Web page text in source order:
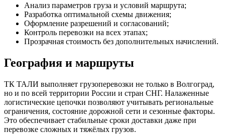
Анализ параметров груза и условий маршрута;
Разработка оптимальной схемы движения;
Оформление разрешений и согласований;
Контроль перевозки на всех этапах;
Прозрачная стоимость без дополнительных начислений.
География и маршруты
ТК ТАЛИ выполняет грузоперевозки не только в Волгоград,
но и по всей территории России и стран СНГ. Налаженные
логистические цепочки позволяют учитывать региональные
ограничения, состояние дорожной сети и сезонные факторы.
Это обеспечивает стабильные сроки доставки даже при
перевозке сложных и тяжёлых грузов.